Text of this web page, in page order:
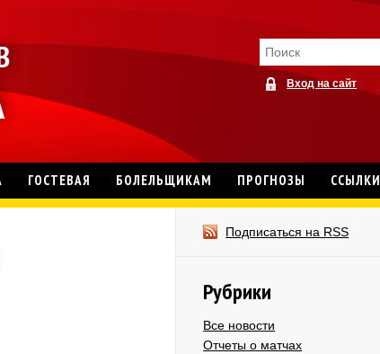
Вход на сайт
ГОСТЕВАЯ БОЛЕЛЬЩИКАМ ПРОГНОЗЫ ССЫЛКИ
Подписаться на RSS
Рубрики
Все новости
Отчеты о матчах